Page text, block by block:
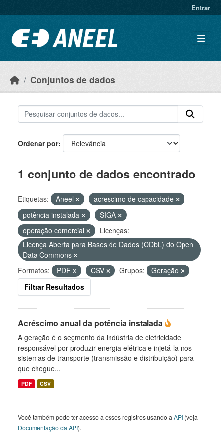
Entrar
Conjuntos de dados
Ordenar por
1 conjunto de dados encontrado
Etiquetas: Aneel
acrescimo de capacidade
potência instalada
SIGA
operação comercial
Licenças:
Licença Aberta para Bases de Dados (ODbL) do Open
Data Commons
Formatos:
PDF CSV Grupos:
Geração
Filtrar Resultados
Acréscimo anual da potência instalada
A geração é o segmento da indústria de eletricidade
responsável por produzir energia elétrica e injetá-la nos
sistemas de transporte (transmissão e distribuição) para
que chegue...
PDF CSV
Você também pode ter acesso a esses registros usando a API (veja
Documentação da API).